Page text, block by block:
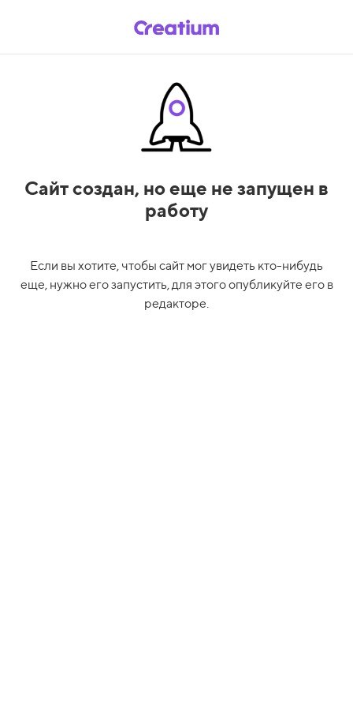
Сайт создан, но еще не запущен в
работу
Если вы хотите, чтобы сайт мог увидеть кто-нибудь
еще, нужно его запустить, для этого опубликуйте его в
редакторе.